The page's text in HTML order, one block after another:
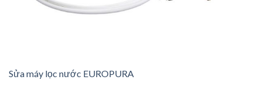
Sửa máy lọc nước EUROPURA